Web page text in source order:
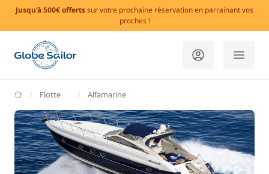
Jusqu'à 500€ offertssur votre prochaine réservation en parrainant vos
proches !
GlobeSailor
Flotte Alfamarine